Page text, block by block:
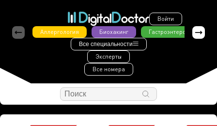
Войти
Аллергология
Биохакинг Гастроэнтерология
Все специальности
Эксперты
Все номера